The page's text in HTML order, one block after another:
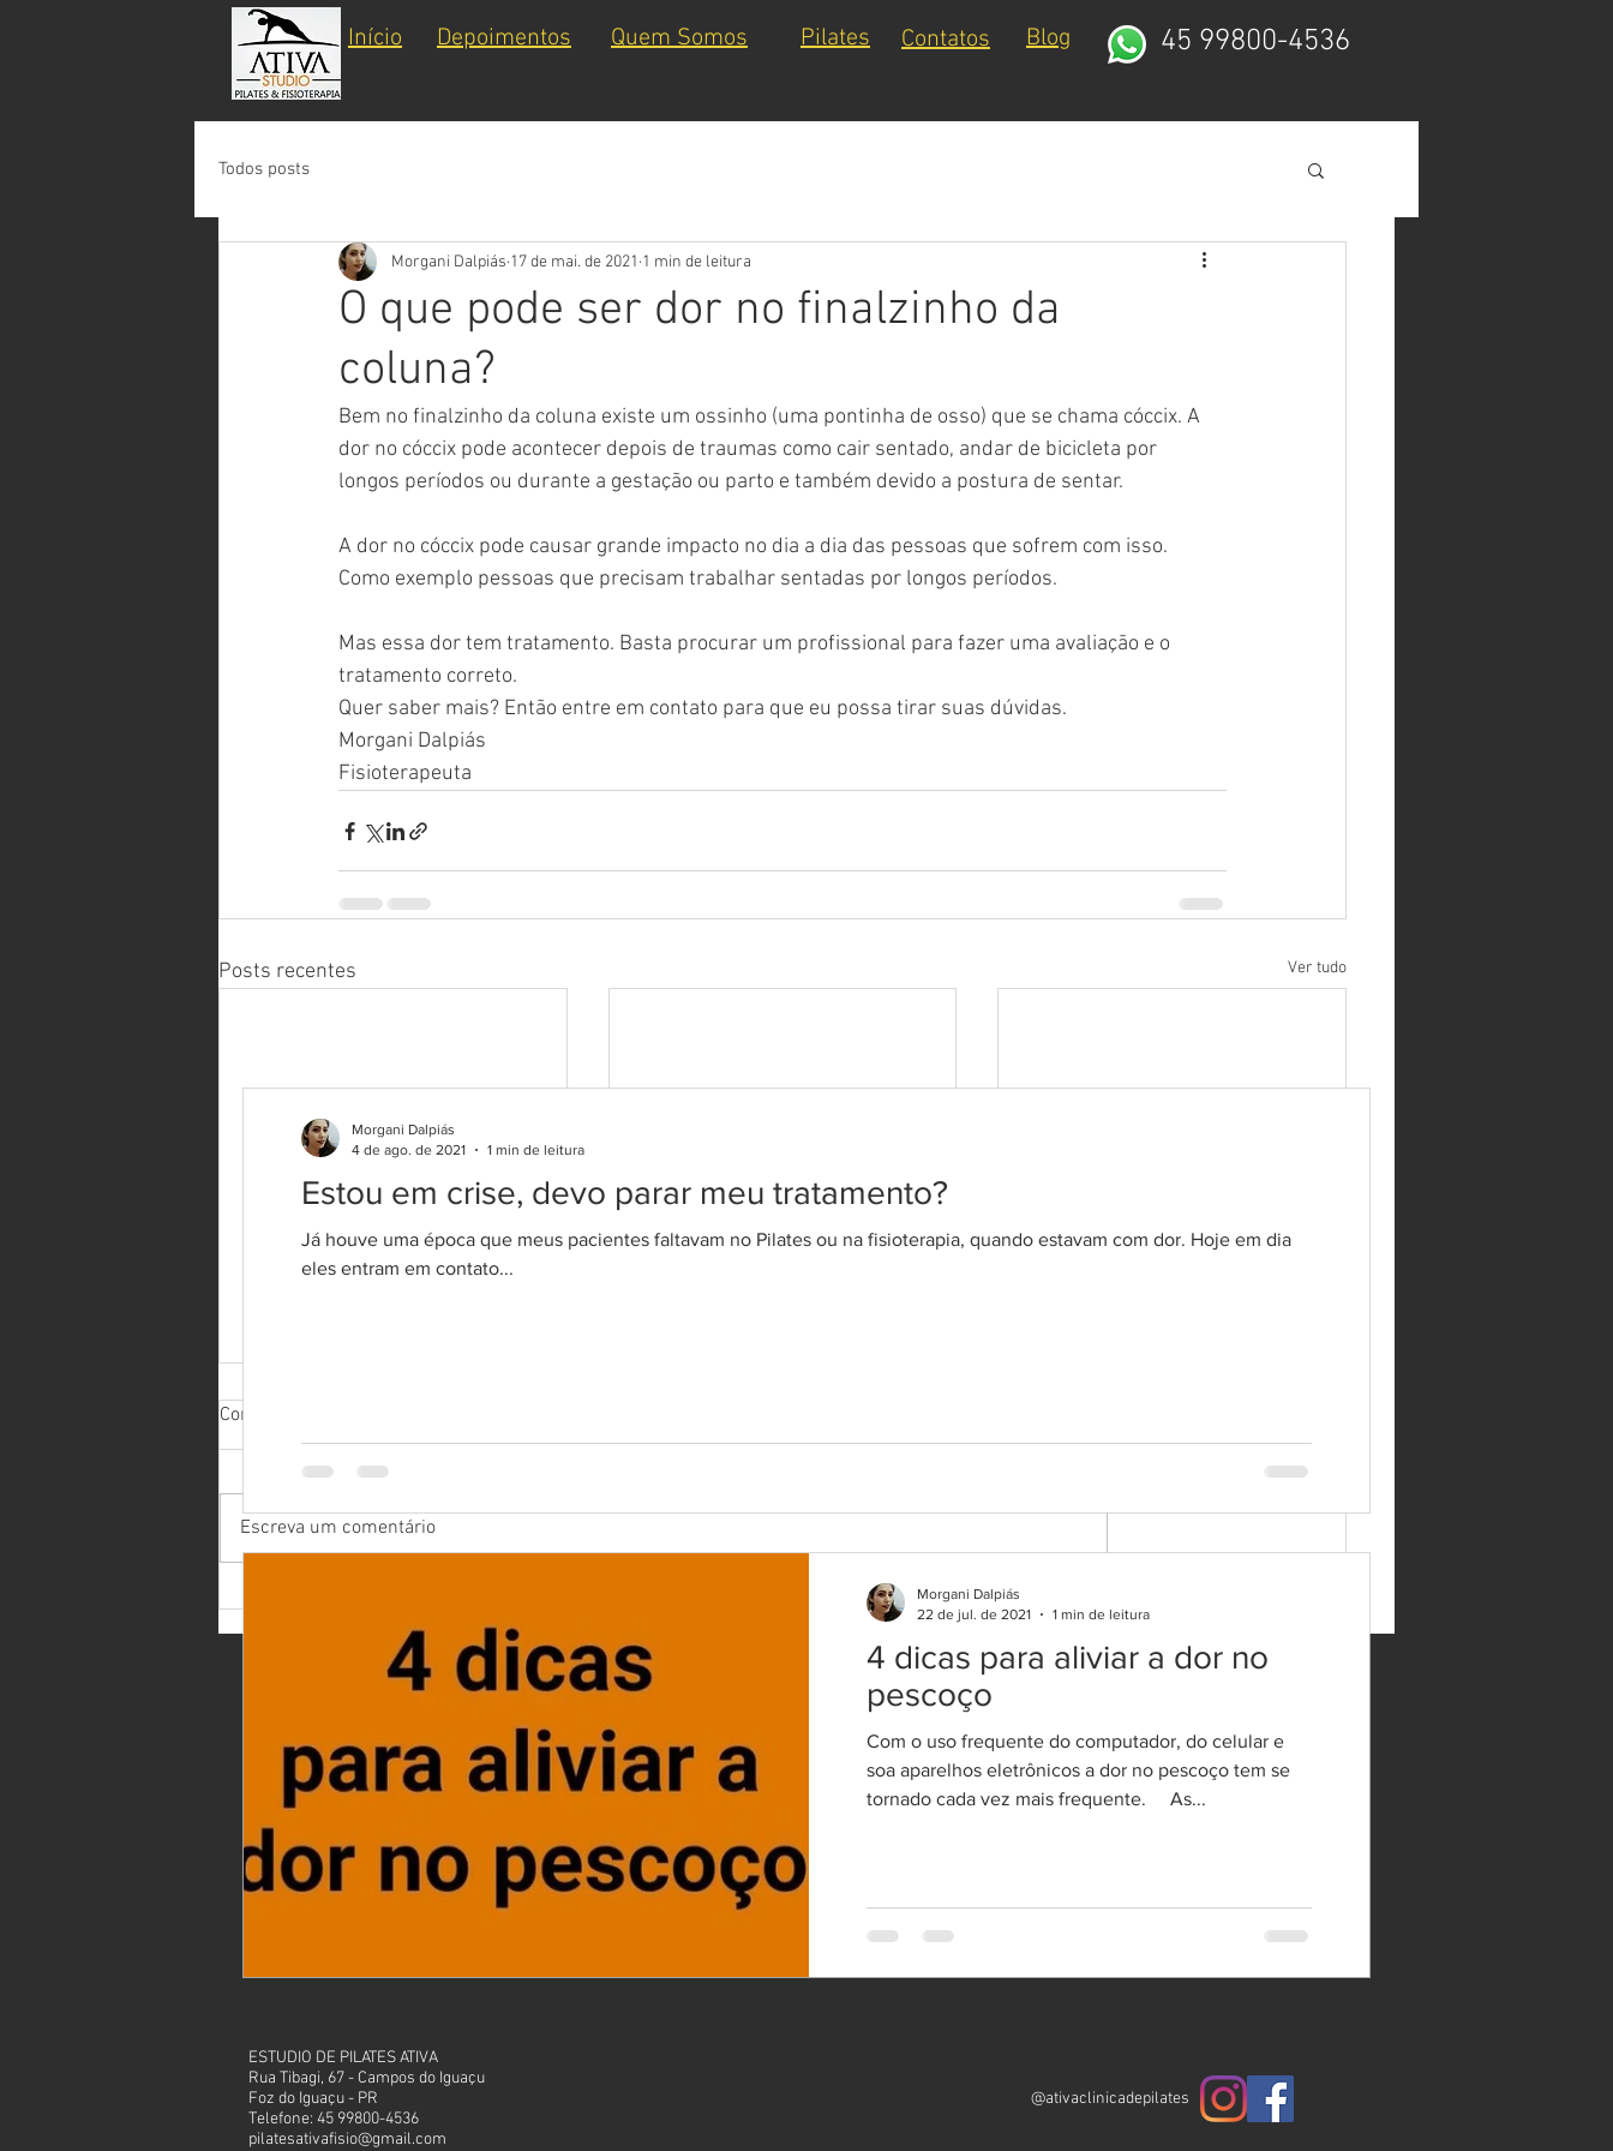
Início Depoimentos Quem Somos Pilates Contatos Blog 45 99800-4536
Todos posts
O que pode ser dor no finalzinho da
coluna?
Morgani Dalpiás 17 de mai. de 2021 1 min de leitura
Bem no finalzinho da coluna existe um ossinho (uma pontinha de osso) que se chama cóccix. A
dor no cóccix pode acontecer depois de traumas como cair sentado, andar de bicicleta por
longos períodos ou durante a gestação ou parto e também devido a postura de sentar.
A dor no cóccix pode causar grande impacto no dia a dia das pessoas que sofrem com isso.
Como exemplo pessoas que precisam trabalhar sentadas por longos períodos.
Mas essa dor tem tratamento. Basta procurar um profissional para fazer uma avaliação e o
tratamento correto.
Quer saber mais? Então entre em contato para que eu possa tirar suas dúvidas.
Morgani Dalpiás
Fisioterapeuta
Posts recentes Ver tudo
Já houve uma época que meus
na fisioterapia, quando estavam
4 dicas para aliviar a dor no
Sentir dor nas costas é muito
Comentários
Escreva um comentário
Estou em crise, devo parar meu tratamento?
Já houve uma época que meus pacientes faltavam no Pilates ou na fisioterapia, quando estavam com dor. Hoje em dia
eles entram em contato...
Morgani Dalpiás
4 de ago. de 2021
1 min de leitura
4 dicas para aliviar a dor no
pescoço
Com o uso frequente do computador, do celular e
soa aparelhos eletrônicos a dor no pescoço tem se
tornado cada vez mais frequente. ⠀ As...
Morgani Dalpiás
22 de jul. de 2021
1 min de leitura
ESTUDIO DE PILATES ATIVA
Rua Tibagi, 67 - Campos do Iguaçu
Foz do Iguaçu - PR
Telefone: 45 99800-4536
pilatesativafisio@gmail.com
@ativaclinicadepilates